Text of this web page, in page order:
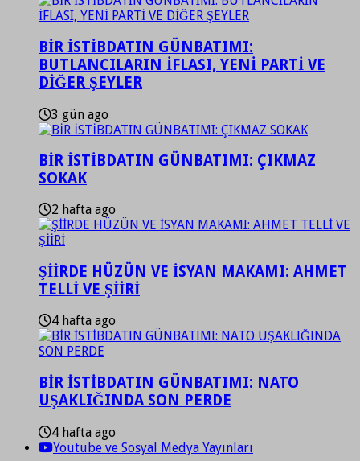
BİR İSTİBDATIN GÜNBATIMI:
BUTLANCILARIN İFLASI, YENİ PARTİ VE
DİĞER ŞEYLER
3 gün ago
BİR İSTİBDATIN GÜNBATIMI: ÇIKMAZ
SOKAK
2 hafta ago
ŞİİRDE HÜZÜN VE İSYAN MAKAMI: AHMET
TELLİ VE ŞİİRİ
4 hafta ago
BİR İSTİBDATIN GÜNBATIMI: NATO
UŞAKLIĞINDA SON PERDE
4 hafta ago
Youtube ve Sosyal Medya Yayınları